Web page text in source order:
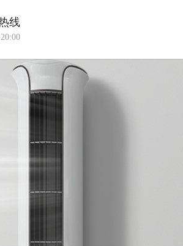
线